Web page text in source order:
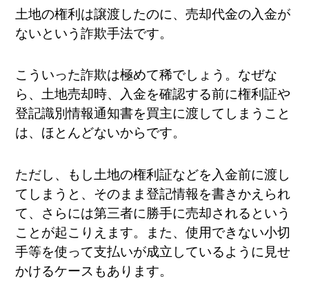
土地の権利は譲渡したのに、売却代金の入金が
ないという詐欺手法です。
こういった詐欺は極めて稀でしょう。なぜな
ら、土地売却時、入金を確認する前に権利証や
登記識別情報通知書を買主に渡してしまうこと
は、ほとんどないからです。
ただし、もし土地の権利証などを入金前に渡し
てしまうと、そのまま登記情報を書きかえられ
て、さらには第三者に勝手に売却されるという
ことが起こりえます。また、使用できない小切
手等を使って支払いが成立しているように見せ
かけるケースもあります。